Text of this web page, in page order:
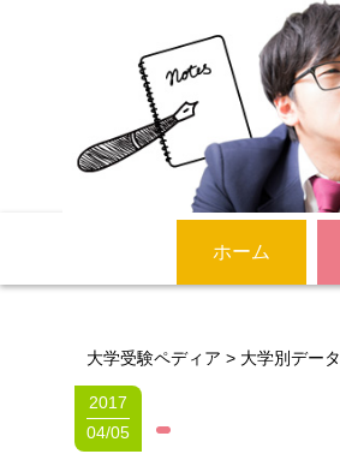
ホーム
大学受験ペディア > 大学別データ
2017
04/05